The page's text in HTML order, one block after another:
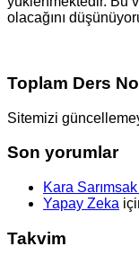
olacağını
Toplam Ders
Sitemizi
Son yorumlar
Kara
Yapay Zeka
Takvim